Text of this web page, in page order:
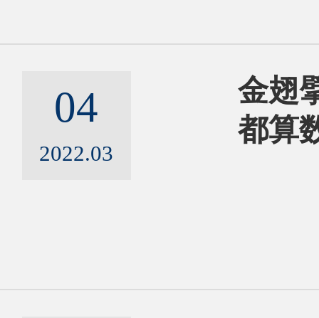
04
2022.03
金翅
都算